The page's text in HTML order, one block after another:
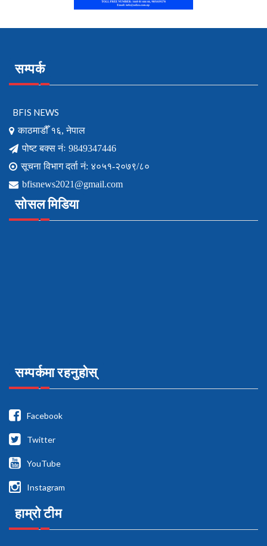
सम्पर्क
BFIS NEWS
काठमाडौँ १६, नेपाल
पोष्ट बक्स नंः 9849347446
सूचना विभाग दर्ता नं: ४०५१-२०७९/८०
bfisnews2021@gmail.com
सोसल मिडिया
सम्पर्कमा रहनुहोस्
Facebook
Twitter
YouTube
Instagram
हाम्रो टीम